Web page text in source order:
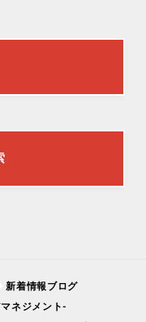
新着情報ブログ
ネジメント-